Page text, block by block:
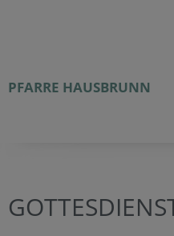
PFARRE HAUSBRUNN